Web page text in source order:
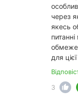
через
якесь
для
3